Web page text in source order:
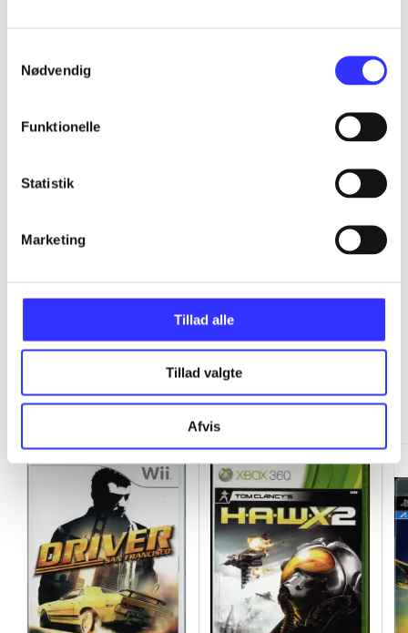
Nødvendig
Funktionelle
Statistik
Marketing
Tillad alle
Tillad valgte
Afvis
Minder om